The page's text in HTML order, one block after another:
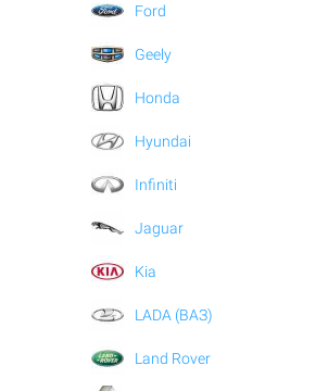
Ford
Geely
Honda
Hyundai
Infiniti
Jaguar
Kia
LADA (ВАЗ)
Land Rover